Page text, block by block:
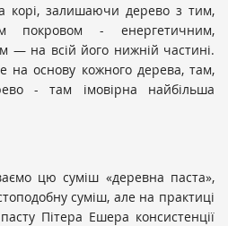
корі, залишаючи дерево з тим,
покровом - енергетичним,
— на всій його нижній частині.
на основу кожного дерева, там,
- там імовірна найбільша
цю суміш «деревна паста»,
суміш, але на практиці
Пітера Ешера консистенції